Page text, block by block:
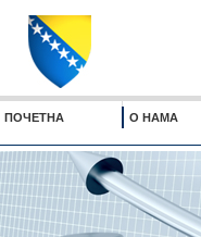
ПОЧЕТНА О НАМА